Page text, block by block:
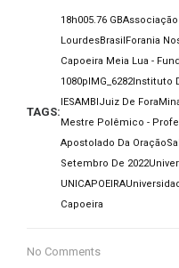
TAGS:
18h005.76 GBAssociação
LourdesBrasil Forania
Capoeira Meia Lua -
1080p IMG_6282Instituto
IESAMBI Juiz De Fora
Mestre Polêmico -
Apostolado Da Oração
Setembro De 2022
UNICAPOEIRA
Capoeira
No Comments